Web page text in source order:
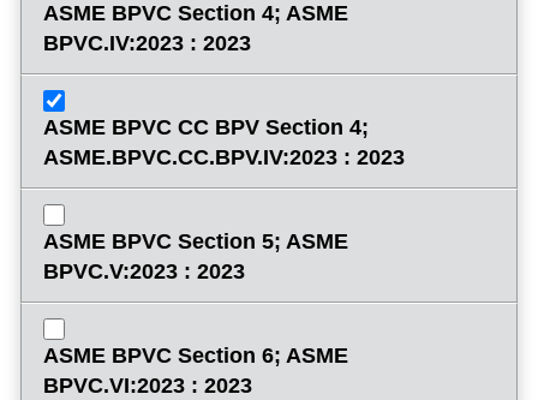
ASME BPVC Section 4; ASME
BPVC.IV:2023 : 2023
ASME BPVC CC BPV Section 4;
ASME.BPVC.CC.BPV.IV:2023 : 2023
ASME BPVC Section 5; ASME
BPVC.V:2023 : 2023
ASME BPVC Section 6; ASME
BPVC.VI:2023 : 2023